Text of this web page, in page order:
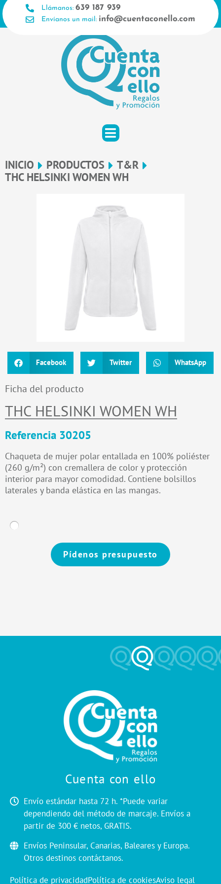
Ir
al
contenido
Llámanos: 639 187 939
Envíanos un mail: info@cuentaconello.com
INICIO PRODUCTOS
T&R
THC HELSINKI WOMEN WH
Facebook Twitter WhatsApp
Ficha del producto
THC HELSINKI WOMEN WH
Referencia 30205
Chaqueta de mujer polar entallada en 100% poliéster
(260 g/m²) con cremallera de color y protección
interior para mayor comodidad. Contiene bolsillos
laterales y banda elástica en las mangas.
Pídenos presupuesto
Cuenta con ello
Envío estándar hasta 72 h. *Puede variar
dependiendo del método de marcaje. Envíos a
partir de 300 € netos, GRATIS.
Envíos Peninsular, Canarias, Baleares y Europa.
Otros destinos contáctanos.
Política de privacidadPolítica de cookiesAviso legal